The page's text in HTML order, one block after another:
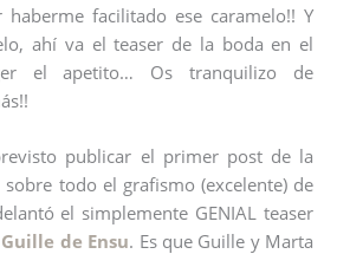
haberme facilitado ese caramelo!! Y
ahí va el teaser de la boda en el
el apetito… Os tranquilizo de
publicar el primer post de la
todo el grafismo (excelente) de
el simplemente GENIAL teaser
Guille de Ensu. Es que Guille y Marta